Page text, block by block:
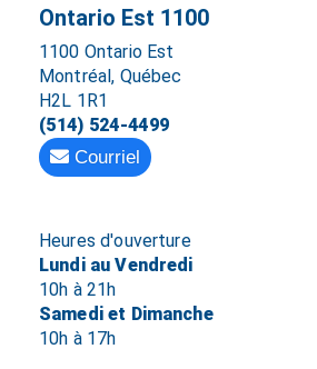
Ontario Est 1100
1100 Ontario Est
Montréal, Québec
H2L 1R1
(514) 524-4499
Courriel
Heures d'ouverture
Lundi au Vendredi
10h à 21h
Samedi et Dimanche
10h à 17h